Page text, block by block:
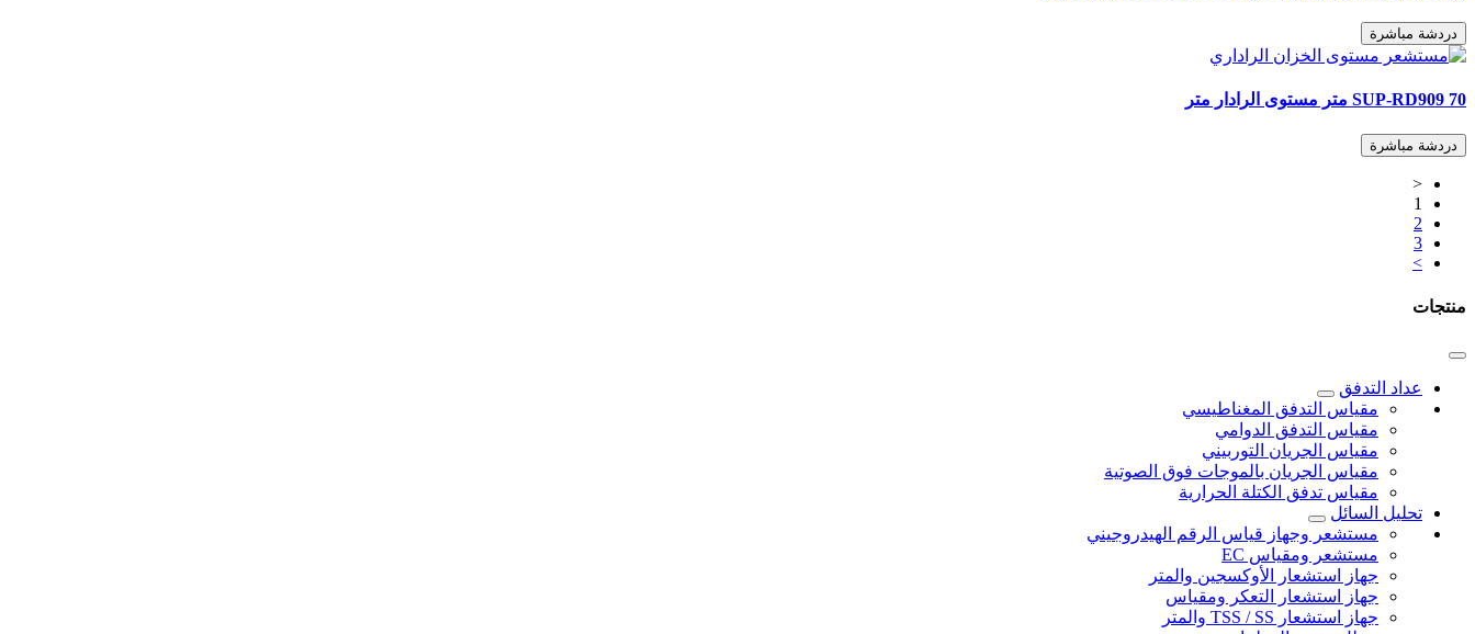
دردشة مباشرة
SUP-RD909 70 متر مستوى الرادار متر
دردشة مباشرة
<
1
2
3
>
منتجات
عداد التدفق
مقياس التدفق المغناطيسي
مقياس التدفق الدوامي
مقياس الجريان التوربيني
مقياس الجريان بالموجات فوق الصوتية
مقياس تدفق الكتلة الحرارية
تحليل السائل
مستشعر وجهاز قياس الرقم الهيدروجيني
مستشعر ومقياس EC
جهاز استشعار الأوكسجين والمتر
جهاز استشعار التعكر ومقياس
جهاز استشعار TSS / SS والمتر